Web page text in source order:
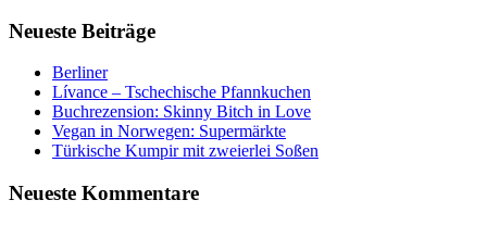
Neueste Beiträge
Berliner
Lívance – Tschechische Pfannkuchen
Buchrezension: Skinny Bitch in Love
Vegan in Norwegen: Supermärkte
Türkische Kumpir mit zweierlei Soßen
Neueste Kommentare